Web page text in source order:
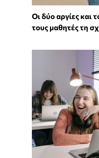
Οι δύο αργίες και
τους μαθητές τη